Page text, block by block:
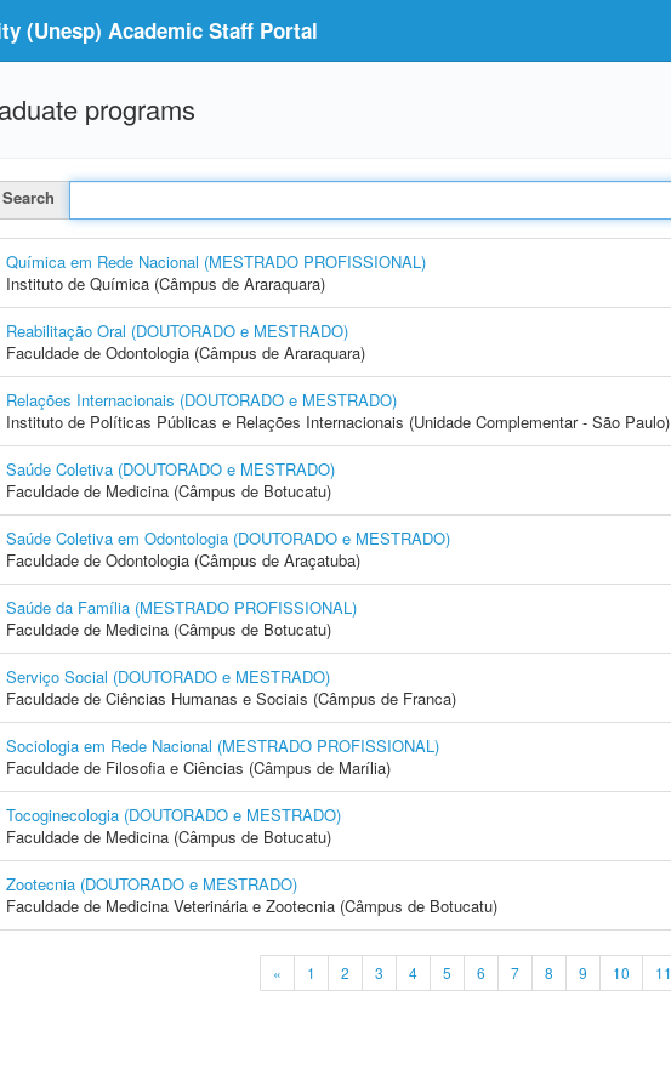
(Unesp) Academic Staff Portal
programs
Search
Química em Rede Nacional (MESTRADO PROFISSIONAL)
Instituto de Química (Câmpus de Araraquara)
Reabilitação Oral (DOUTORADO e MESTRADO)
Faculdade de Odontologia (Câmpus de Araraquara)
Relações Internacionais (DOUTORADO e MESTRADO)
Instituto de Políticas Públicas e Relações Internacionais (Unidade Complementar - São Paulo)
Saúde Coletiva (DOUTORADO e MESTRADO)
Faculdade de Medicina (Câmpus de Botucatu)
Saúde Coletiva em Odontologia (DOUTORADO e MESTRADO)
Faculdade de Odontologia (Câmpus de Araçatuba)
Saúde da Família (MESTRADO PROFISSIONAL)
Faculdade de Medicina (Câmpus de Botucatu)
Serviço Social (DOUTORADO e MESTRADO)
Faculdade de Ciências Humanas e Sociais (Câmpus de Franca)
Sociologia em Rede Nacional (MESTRADO PROFISSIONAL)
Faculdade de Filosofia e Ciências (Câmpus de Marília)
Tocoginecologia (DOUTORADO e MESTRADO)
Faculdade de Medicina (Câmpus de Botucatu)
Zootecnia (DOUTORADO e MESTRADO)
Faculdade de Medicina Veterinária e Zootecnia (Câmpus de Botucatu)
« 1 2 3 4 5 6 7 8 9 10 11